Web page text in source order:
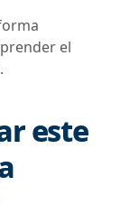
el
este